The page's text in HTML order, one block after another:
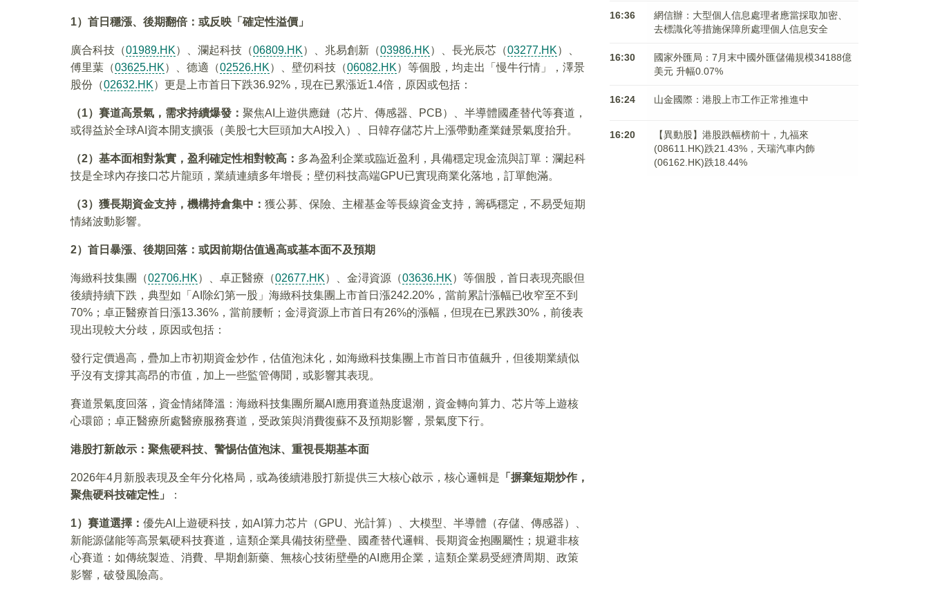
1）首日穩漲、後期翻倍：或反映「確定性溢價」
廣合科技（01989.HK）、瀾起科技（06809.HK）、兆易創新（03986.HK）、長光辰芯（03277.HK）、
傅里葉（03625.HK）、德適（02526.HK）、壁仞科技（06082.HK）等個股，均走出「慢牛行情」，澤景
股份（02632.HK）更是上市首日下跌36.92%，現在已累漲近1.4倍，原因或包括：
（1）賽道高景氣，需求持續爆發： 聚焦AI上遊供應鏈（芯片、傳感器、PCB）、半導體國產替代等賽道，
或得益於全球AI資本開支擴張（美股七大巨頭加大AI投入）、日韓存儲芯片上漲帶動產業鏈景氣度抬升。
（2）基本面相對紮實，盈利確定性相對較高： 多為盈利企業或臨近盈利，具備穩定現金流與訂單：瀾起科
技是全球內存接口芯片龍頭，業績連續多年增長；壁仞科技高端GPU已實現商業化落地，訂單飽滿。
（3）獲長期資金支持，機構持倉集中： 獲公募、保險、主權基金等長線資金支持，籌碼穩定，不易受短期
情緒波動影響。
2）首日暴漲、後期回落：或因前期估值過高或基本面不及預期
海緻科技集團（02706.HK）、卓正醫療（02677.HK）、金潯資源（03636.HK）等個股，首日表現亮眼但
後續持續下跌，典型如「AI除幻第一股」海緻科技集團上市首日漲242.20%，當前累計漲幅已收窄至不到
70%；卓正醫療首日漲13.36%，當前腰斬；金潯資源上市首日有26%的漲幅，但現在已累跌30%，前後表
現出現較大分歧，原因或包括：
發行定價過高，疊加上市初期資金炒作，估值泡沫化，如海緻科技集團上市首日市值飆升，但後期業績似
乎沒有支撐其高昂的市值，加上一些監管傳聞，或影響其表現。
賽道景氣度回落，資金情緒降溫：海緻科技集團所屬AI應用賽道熱度退潮，資金轉向算力、芯片等上遊核
心環節；卓正醫療所處醫療服務賽道，受政策與消費復蘇不及預期影響，景氣度下行。
港股打新啟示：聚焦硬科技、警惕估值泡沫、重視長期基本面
2026年4月新股表現及全年分化格局，或為後續港股打新提供三大核心啟示，核心邏輯是 「摒棄短期炒作，
聚焦硬科技確定性」
：
1）賽道選擇： 優先AI上遊硬科技，如AI算力芯片（GPU、光計算）、大模型、半導體（存儲、傳感器）、
新能源儲能等高景氣硬科技賽道，這類企業具備技術壁壘、國產替代邏輯、長期資金抱團屬性；規避非核
心賽道：如傳統製造、消費、早期創新藥、無核心技術壁壘的AI應用企業，這類企業易受經濟周期、政策
影響，破發風險高。
16:36
網信辦：大型個人信息處理者應當採取加密、
去標識化等措施保障所處理個人信息安全
16:30
國家外匯局：7月末中國外匯儲備規模34188億
美元 升幅0.07%
16:24 山金國際：港股上市工作正常推進中
16:20
【異動股】港股跌幅榜前十，九福來
(08611.HK)跌21.43%，天瑞汽車内飾
(06162.HK)跌18.44%